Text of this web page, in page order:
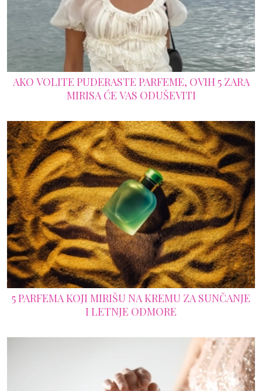
AKO VOLITE PUDERASTE PARFEME, OVIH 5 ZARA
MIRISA ĆE VAS ODUŠEVITI
5 PARFEMA KOJI MIRIŠU NA KREMU ZA SUNČANJE
I LETNJE ODMORE